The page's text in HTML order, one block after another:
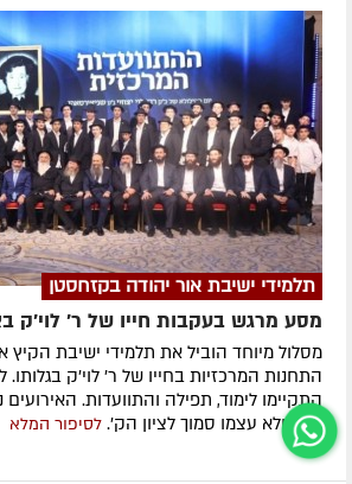
תלמידי ישיבת אור יהודה בקזחסטן
מסע מרגש בעקבות חייו של ר' לוי'ק
מסלול מיוחד הוביל את תלמידי ישיבת הקיץ
התחנות המרכזיות בחייו של ר' לוי'ק בגלותו.
התקיימו לימוד, תפילה והתוועדות. האירועים
ההילולא עצמו סמוך לציון הק'. לסיפור המלא